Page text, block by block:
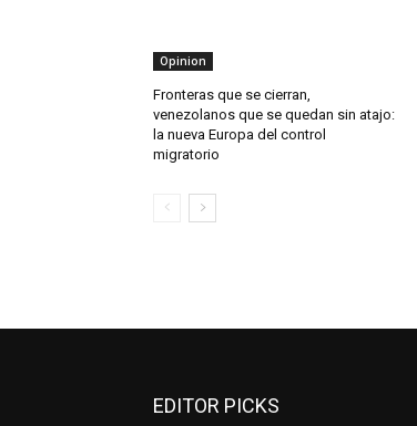
Opinion
Fronteras que se cierran,
venezolanos que se quedan sin atajo:
la nueva Europa del control
migratorio
EDITOR PICKS